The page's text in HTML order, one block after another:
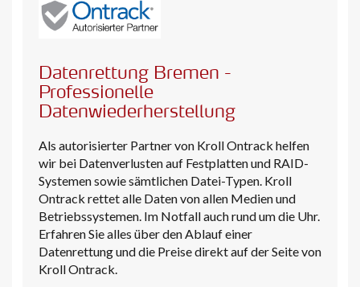
Datenrettung Bremen -
Professionelle
Datenwiederherstellung
Als autorisierter Partner von Kroll Ontrack helfen
wir bei Datenverlusten auf Festplatten und RAID-
Systemen sowie sämtlichen Datei-Typen. Kroll
Ontrack rettet alle Daten von allen Medien und
Betriebssystemen. Im Notfall auch rund um die Uhr.
Erfahren Sie alles über den Ablauf einer
Datenrettung und die Preise direkt auf der Seite von
Kroll Ontrack.